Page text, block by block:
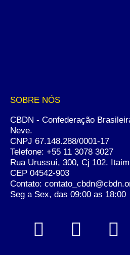
SOBRE NÓS
CBDN - Confederação
Neve.
CNPJ 67.148.288/0001-17
Telefone: +55 11 3078 3027
Rua Urussuí, 300, Cj 102.
CEP 04542-903
Contato:
Seg a Sex, das 09:00 as 18:00